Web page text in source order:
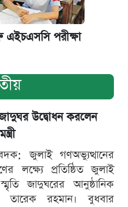
পরীক্ষা
উদ্বোধন করলেন
জুলাই গণঅভ্যুত্থানের
লক্ষ্যে প্রতিষ্ঠিত জুলাই
জাদুঘরের আনুষ্ঠানিক
তারেক রহমান। বুধবার